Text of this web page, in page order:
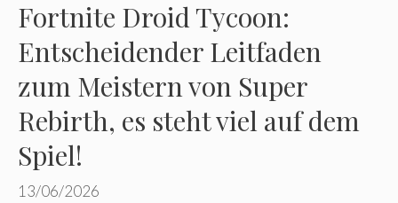
Fortnite Droid Tycoon:
Entscheidender Leitfaden
zum Meistern von Super
Rebirth, es steht viel auf dem
Spiel!
13/06/2026